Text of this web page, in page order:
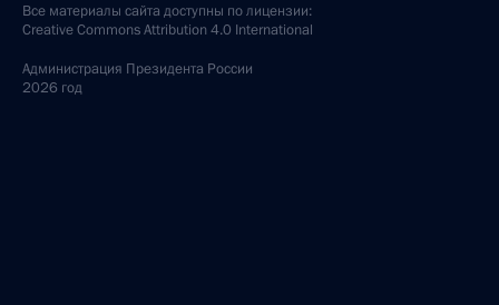
Все материалы сайта доступны по лицензии:
Creative Commons Attribution 4.0 International
Администрация Президента России
2026 год